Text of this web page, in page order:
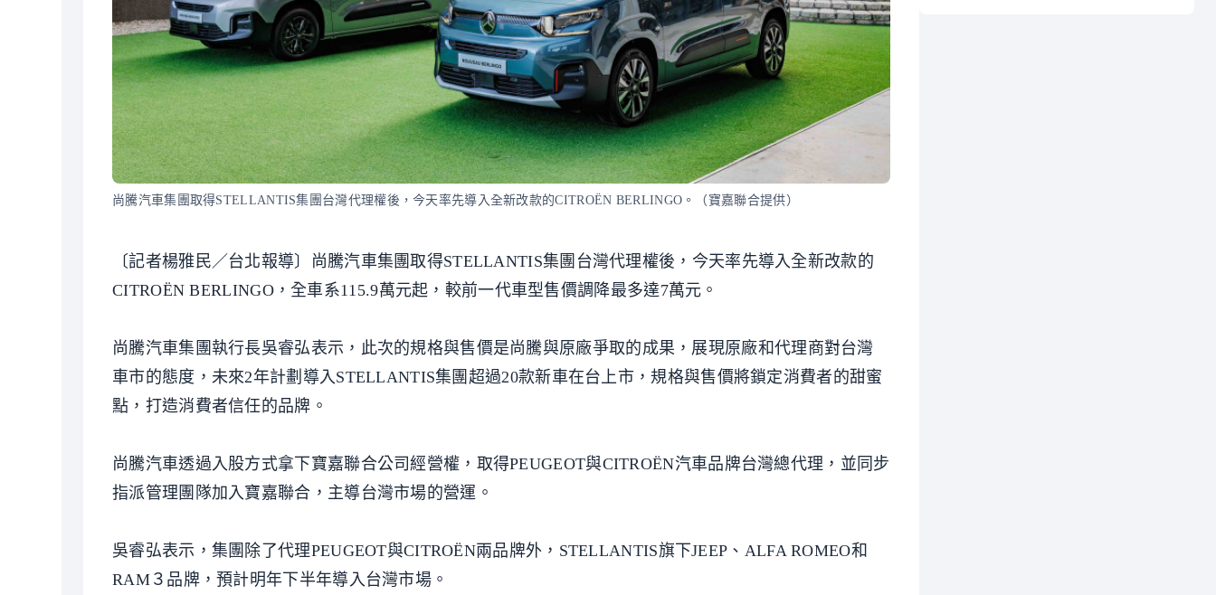
尚騰汽車集團取得STELLANTIS集團台灣代理權後，今天率先導入全新改款的CITROËN BERLINGO。（寶嘉聯合提供）
〔記者楊雅民／台北報導〕尚騰汽車集團取得STELLANTIS集團台灣代理權後，今天率先導入全新改款的
CITROËN BERLINGO，全車系115.9萬元起，較前一代車型售價調降最多達7萬元。
尚騰汽車集團執行長吳睿弘表示，此次的規格與售價是尚騰與原廠爭取的成果，展現原廠和代理商對台灣
車市的態度，未來2年計劃導入STELLANTIS集團超過20款新車在台上市，規格與售價將鎖定消費者的甜蜜
點，打造消費者信任的品牌。
尚騰汽車透過入股方式拿下寶嘉聯合公司經營權，取得PEUGEOT與CITROËN汽車品牌台灣總代理，並同步
指派管理團隊加入寶嘉聯合，主導台灣市場的營運。
吳睿弘表示，集團除了代理PEUGEOT與CITROËN兩品牌外，STELLANTIS旗下JEEP、ALFA ROMEO和
RAM３品牌，預計明年下半年導入台灣市場。